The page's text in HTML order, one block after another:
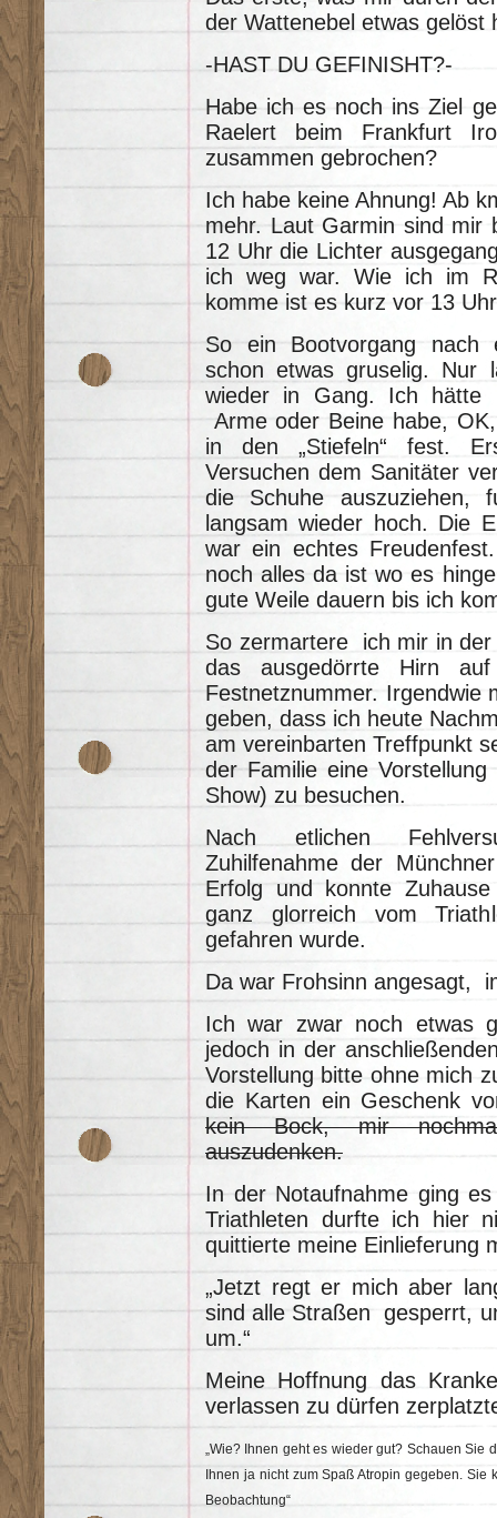
der Wattenebel etwas
-HAST DU GEFINISHT?-
Habe ich es noch ins Ziel
Raelert beim Frankfurt
zusammen gebrochen?
Ich habe keine Ahnung! Ab
mehr. Laut Garmin sind mir
12 Uhr die Lichter
ich weg war. Wie ich im
komme ist es kurz vor 13
So ein Bootvorgang nach
schon etwas gruselig. Nur
wieder in Gang. Ich hätte
Arme oder Beine habe,
in den „Stiefeln“ fest.
Versuchen dem Sanitäter
die Schuhe auszuziehen,
langsam wieder hoch. Die
war ein echtes
noch alles da ist wo es
gute Weile dauern bis ich
So zermartere ich mir in
das ausgedörrte Hirn
Festnetznummer. Irgendwie
geben, dass ich heute
am vereinbarten Treffpunkt
der Familie eine
Show) zu besuchen.
Nach etlichen
Zuhilfenahme der
Erfolg und konnte
ganz glorreich vom
gefahren wurde.
Da war Frohsinn angesagt,
Ich war zwar noch etwas
jedoch in der
Vorstellung bitte ohne mich
die Karten ein Geschenk
kein Bock, mir
auszudenken.
In der Notaufnahme ging
Triathleten durfte ich hier
quittierte meine Einlieferung
„Jetzt regt er mich aber
sind alle Straßen gesperrt,
um.“
Meine Hoffnung das
verlassen zu dürfen
„Wie? Ihnen geht es wieder gut? Schauen
Ihnen ja nicht zum Spaß Atropin gegeben.
Beobachtung“